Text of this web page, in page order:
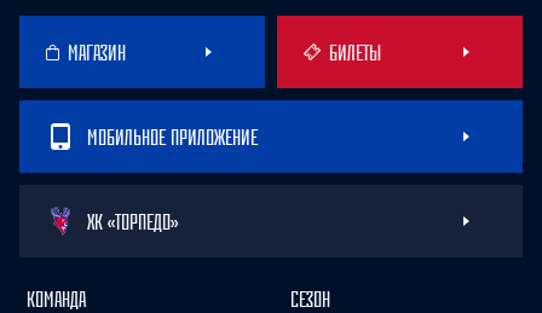
МАГАЗИН БИЛЕТЫ
МОБИЛЬНОЕ ПРИЛОЖЕНИЕ
ХК «ТОРПЕДО»
КОМАНДА СЕЗОН